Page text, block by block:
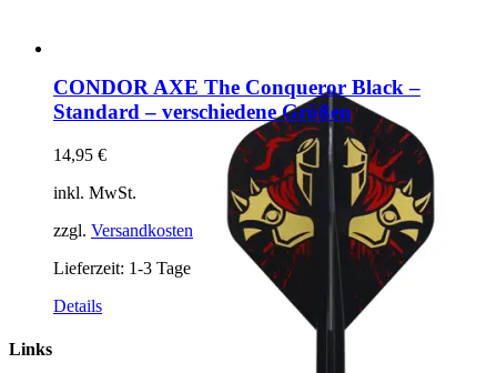
CONDOR AXE The Conqueror Black –
Standard – verschiedene Größen
14,95 €
inkl. MwSt.
zzgl. Versandkosten
Lieferzeit: 1-3 Tage
Dieses
Details
Links